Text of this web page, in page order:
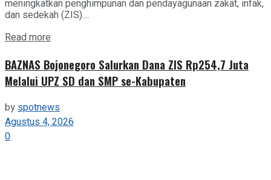
meningkatkan penghimpunan dan pendayagunaan zakat, infak,
dan sedekah (ZIS)....
Read more
BAZNAS Bojonegoro Salurkan Dana ZIS Rp254,7 Juta
Melalui UPZ SD dan SMP se-Kabupaten
by spotnews
Agustus 4, 2026
0